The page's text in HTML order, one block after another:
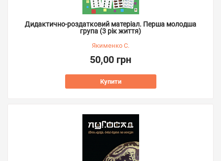
Дидактично-роздатковий матеріал. Перша молодша
група (3 рік життя)
Якименко С.
50,00 грн
Купити